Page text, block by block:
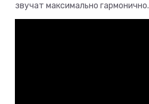
звучат максимально гармонично.